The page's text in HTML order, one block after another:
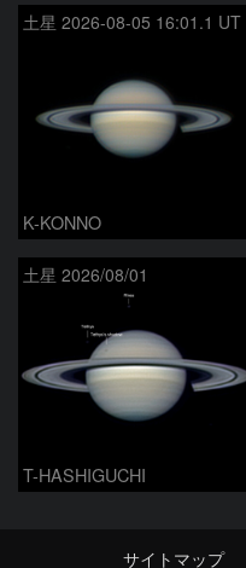
土星 2026-08-05 16:01.1 UT
K-KONNO
土星 2026/08/01
T-HASHIGUCHI
サイトマップ